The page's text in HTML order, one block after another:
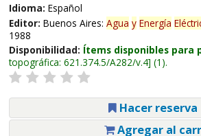
Idioma: Español
Editor: Buenos Aires: Agua y Energía
1988
Disponibilidad: Ítems disponibles para
topográfica: 621.374.5/A282/v.4 (1).
Hacer reserva
Agregar al